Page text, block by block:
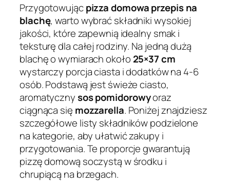
Przygotowującpizza domowa przepis na
blachę, warto wybrać składniki wysokiej
jakości, które zapewnią idealny smak i
teksturę dla całej rodziny. Na jedną dużą
blachę o wymiarach około 25×37 cm
wystarczy porcja ciasta i dodatków na 4-6
osób. Podstawą jest świeże ciasto,
aromatycznysos pomidorowyoraz
ciągnąca się mozzarella. Poniżej znajdziesz
szczegółowe listy składników podzielone
na kategorie, aby ułatwić zakupy i
przygotowania. Te proporcje gwarantują
pizzę domową soczystą w środku i
chrupiącą na brzegach.